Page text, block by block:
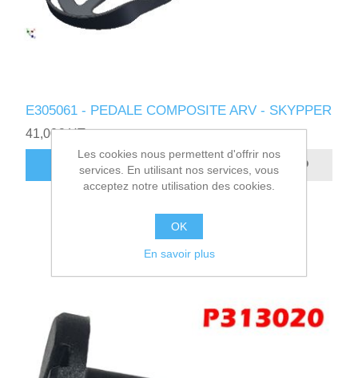
E305061 - PEDALE COMPOSITE ARV - SKYPPER
41,00€ HT
AJOUTER AU PANIER
Les cookies nous permettent d'offrir nos
services. En utilisant nos services, vous
acceptez notre utilisation des cookies.
OK
En savoir plus